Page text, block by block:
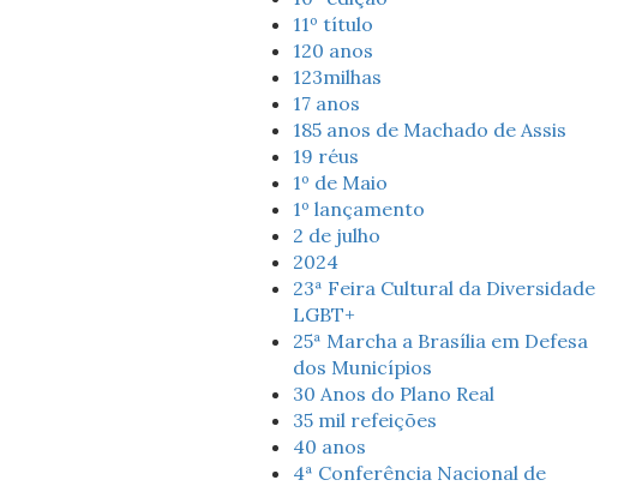
11º título
120 anos
123milhas
17 anos
185 anos de Machado de Assis
19 réus
1º de Maio
1º lançamento
2 de julho
2024
23ª Feira Cultural da Diversidade
LGBT+
25ª Marcha a Brasília em Defesa
dos Municípios
30 Anos do Plano Real
35 mil refeições
40 anos
4ª Conferência Nacional de